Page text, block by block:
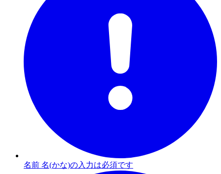
名前 名(かな)の入力は必須です